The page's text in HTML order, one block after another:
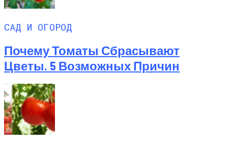
САД И ОГОРОД
Почему Томаты Сбрасывают
Цветы. 5 Возможных Причин